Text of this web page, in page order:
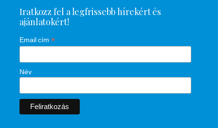
Iratkozz fel a legfrissebb hírekért és
ajánlatokért!
Email cím *
Név